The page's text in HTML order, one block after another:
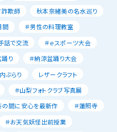
欺師
秋本奈緒美の名水巡り
間
＃男性の料理教室
話で交流
＃ｅスポーツ大会
り
＃納涼盆踊り大会
ぶらり
レザークラフト
＃山梨フォトクラブ写真展
の間に安心を最新作
＃蓮照寺
＃お天気妖怪出前授業